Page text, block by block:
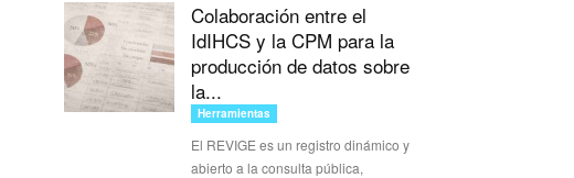
Colaboración entre el
IdIHCS y la CPM para la
producción de datos sobre
la...
Herramientas
El REVIGE es un registro dinámico y
abierto a la consulta pública,